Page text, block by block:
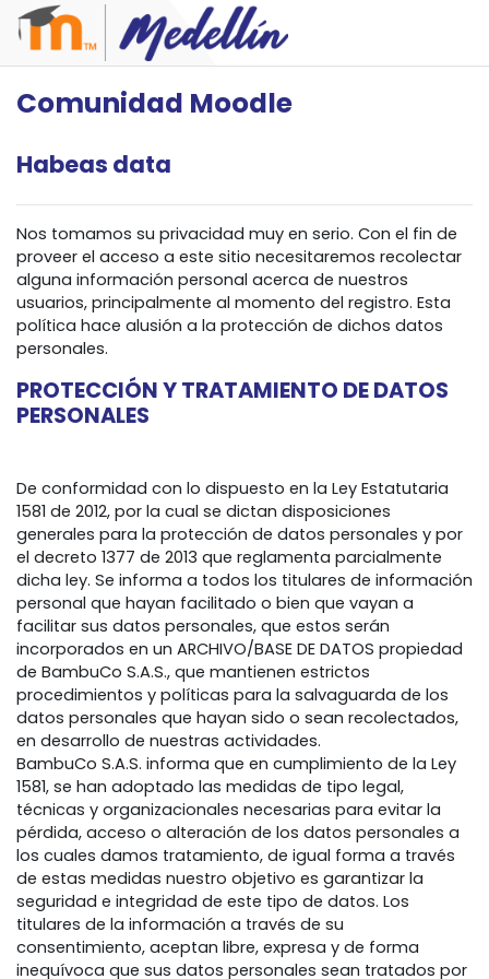
Salta al contenido principal
Comunidad Moodle
Habeas data
Nos tomamos su privacidad muy en serio. Con el fin de
proveer el acceso a este sitio necesitaremos recolectar
alguna información personal acerca de nuestros
usuarios, principalmente al momento del registro. Esta
política hace alusión a la protección de dichos datos
personales.
PROTECCIÓN Y TRATAMIENTO DE DATOS
PERSONALES
De conformidad con lo dispuesto en la Ley Estatutaria
1581 de 2012, por la cual se dictan disposiciones
generales para la protección de datos personales y por
el decreto 1377 de 2013 que reglamenta parcialmente
dicha ley. Se informa a todos los titulares de información
personal que hayan facilitado o bien que vayan a
facilitar sus datos personales, que estos serán
incorporados en un ARCHIVO/BASE DE DATOS propiedad
de BambuCo S.A.S., que mantienen estrictos
procedimientos y políticas para la salvaguarda de los
datos personales que hayan sido o sean recolectados,
en desarrollo de nuestras actividades.
BambuCo S.A.S. informa que en cumplimiento de la Ley
1581, se han adoptado las medidas de tipo legal,
técnicas y organizacionales necesarias para evitar la
pérdida, acceso o alteración de los datos personales a
los cuales damos tratamiento, de igual forma a través
de estas medidas nuestro objetivo es garantizar la
seguridad e integridad de este tipo de datos. Los
titulares de la información a través de su
consentimiento, aceptan libre, expresa y de forma
inequívoca que sus datos personales sean tratados por